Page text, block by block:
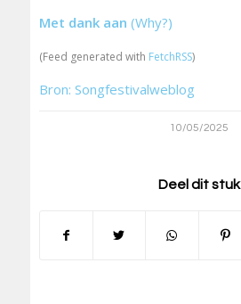
Met dank aan (Why?)
(Feed generated with FetchRSS)
Bron: Songfestivalweblog
10/05/2025
Deel dit stuk